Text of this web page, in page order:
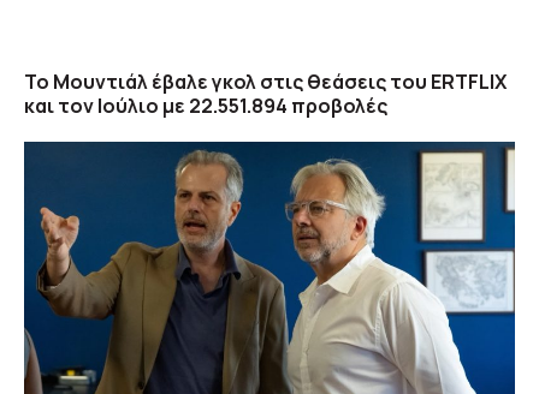
Το Μουντιάλ έβαλε γκολ στις θεάσεις του ERTFLIX
και τον Ιούλιο με 22.551.894 προβολές